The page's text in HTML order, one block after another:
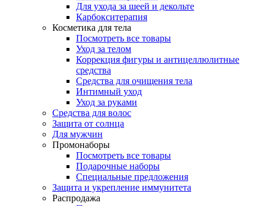
Для ухода за шеей и декольте
Карбокситерапия
Косметика для тела
Посмотреть все товары
Уход за телом
Коррекция фигуры и антицеллюлитные
средства
Средства для очищения тела
Интимный уход
Уход за руками
Средства для волос
Защита от солнца
Для мужчин
Промонаборы
Посмотреть все товары
Подарочные наборы
Специальные предложения
Защита и укрепление иммунитета
Распродажа